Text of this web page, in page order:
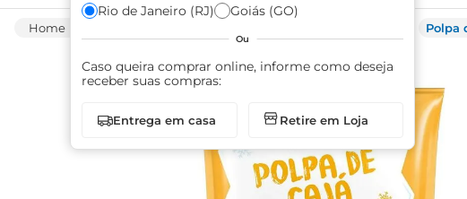
Rio de Janeiro (RJ) Goiás (GO)
Ou
Caso queira comprar online, informe como deseja
receber suas compras:
Entrega em casa Retire em Loja
Polpa
café
biscoito
azeite
arroz